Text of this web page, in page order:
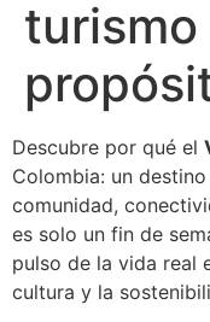
turismo
Descubre por qué el
Colombia: un
comunidad,
es solo un fin de
pulso de la vida real
cultura y la